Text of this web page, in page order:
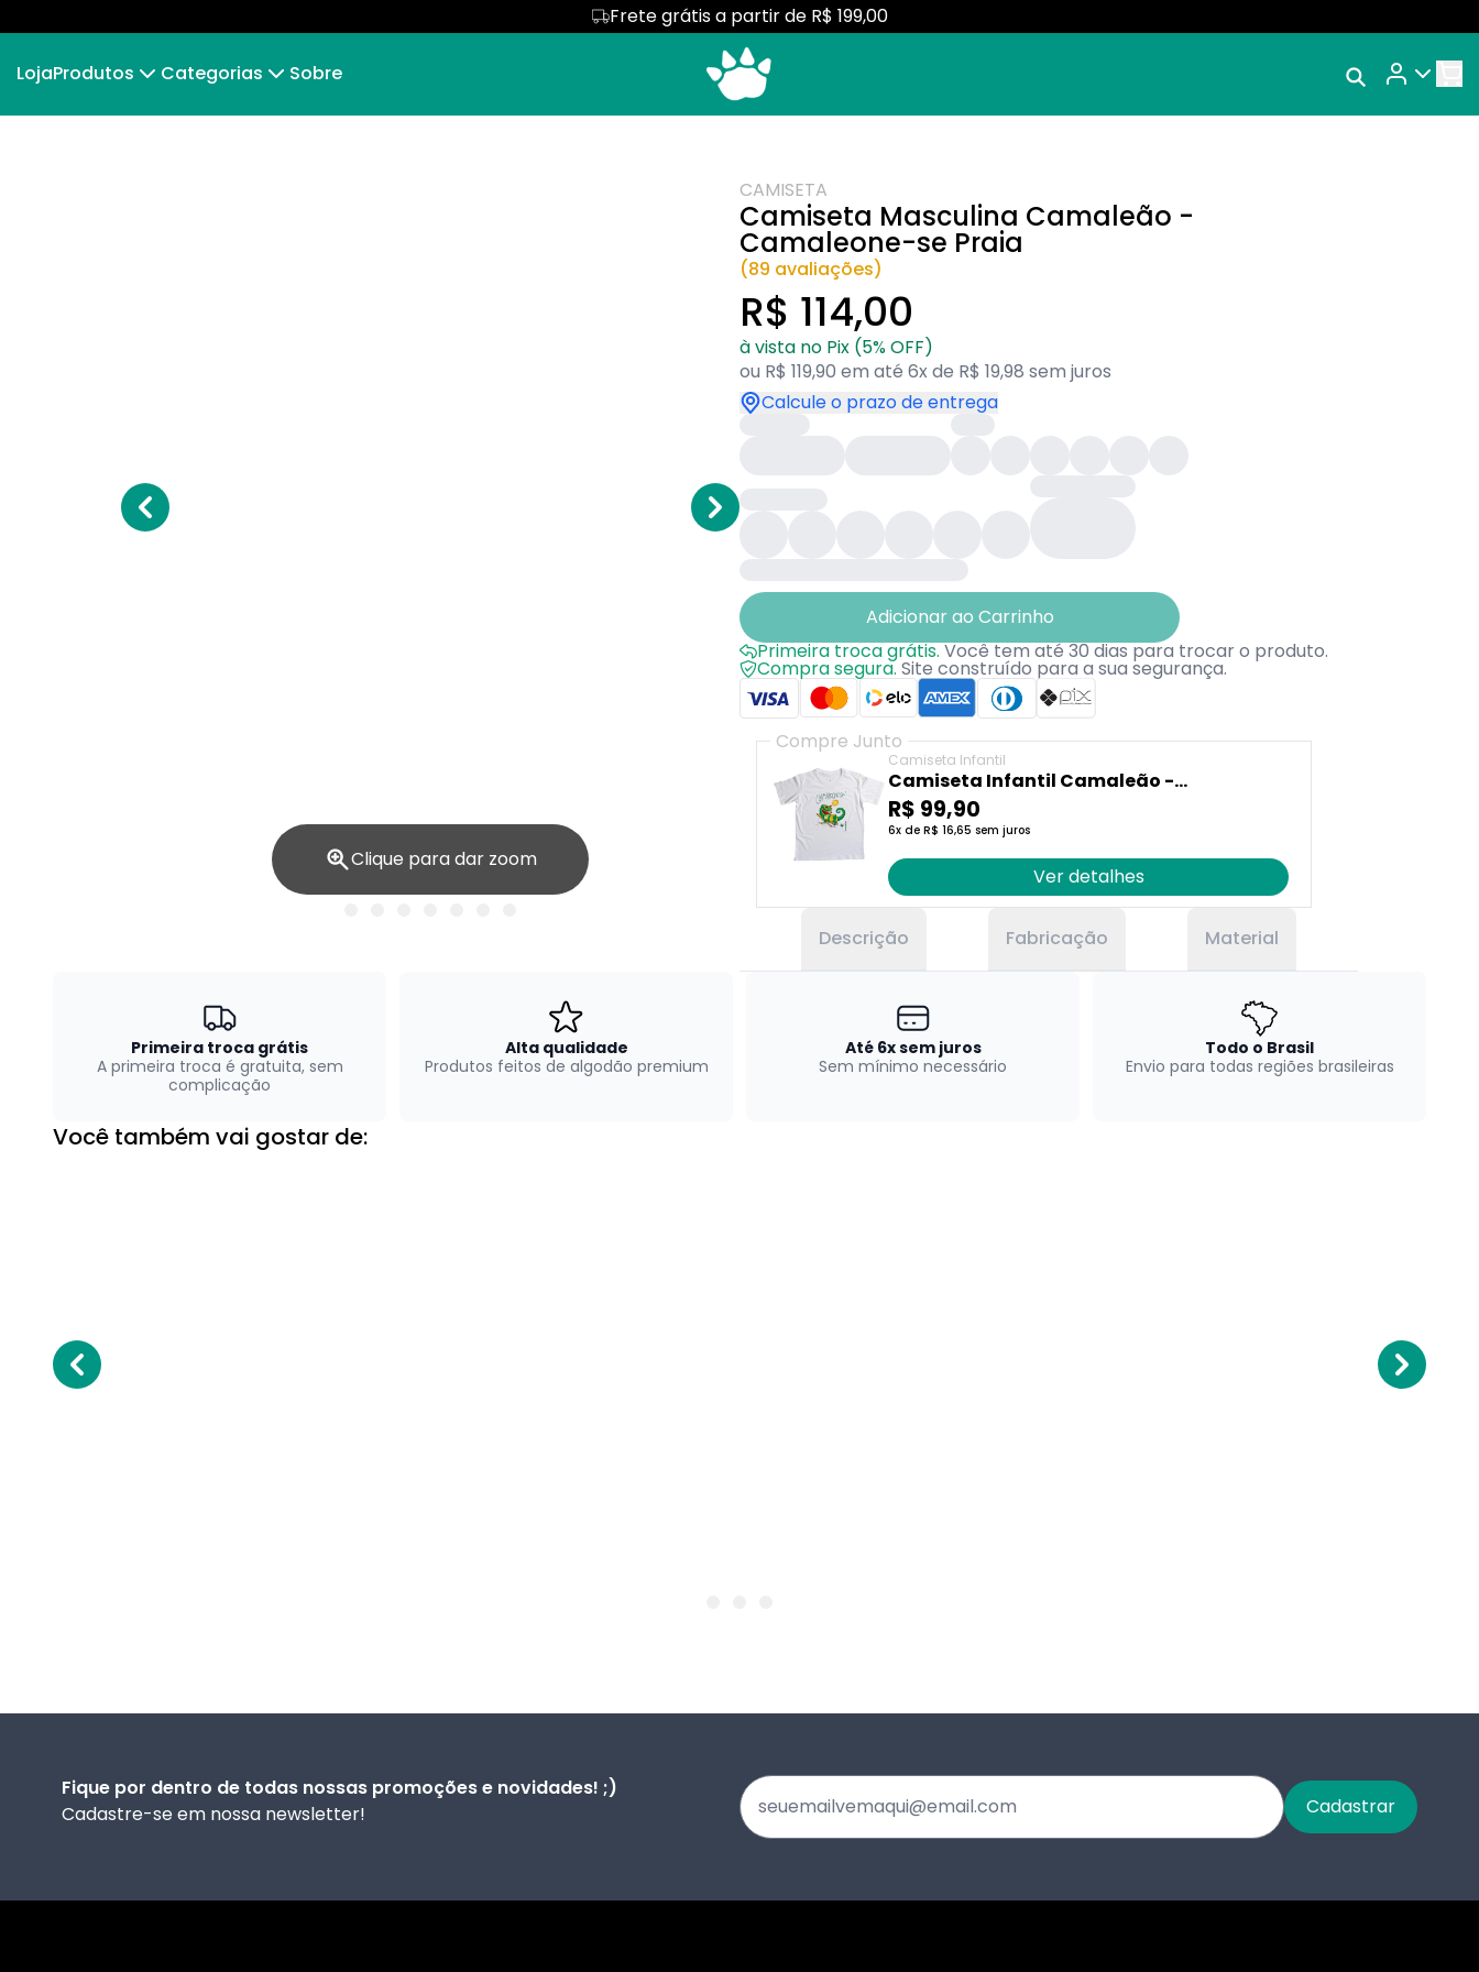
Frete grátis a partir de R$ 199,00
LojaProdutos
Camiseta
Camiseta Infantil Cropped
Camiseta Algodão Peruano
Categorias
Masculinas
Femininas Signos
Pata Amada
Sobre
Rastrear Meu
Clique para dar zoom
CAMISETA
Camiseta Masculina Camaleão -
Camaleone-se Praia
(89 avaliações)
R$ 114,00
à vista no Pix (5% OFF)
ou R$ 119,90 em até 6x de R$ 19,98 sem juros
Calcule o prazo de entrega
Adicionar ao Carrinho
Primeira troca grátis.Você tem até 30 dias para trocar o produto.
Compra segura.Site construído para a sua segurança.
Compre Junto
Camiseta Infantil
Camiseta Infantil Camaleão -
Camaleone-se Praia
R$ 99,90
6x de R$ 16,65 sem juros
Ver detalhes
Descrição Fabricação Material
Primeira troca grátis
A primeira troca é gratuita, sem
complicação
Alta qualidade
Produtos feitos de algodão premium
Até 6x sem juros
Sem mínimo necessário
Todo o Brasil
Envio para todas regiões brasileiras
Você também vai gostar de:
Fique por dentro de todas nossas promoções e novidades! ;)
Cadastre-se em nossa newsletter!